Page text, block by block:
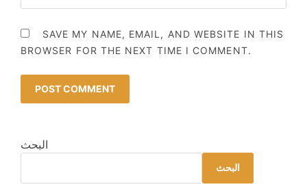
SAVE MY NAME, EMAIL, AND WEBSITE IN THIS
BROWSER FOR THE NEXT TIME I COMMENT.
البحث
البحث